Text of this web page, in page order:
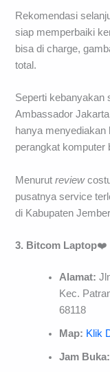
Rekomendasi
siap memperbaiki
bisa di charge,
total.
Seperti kebanyakan
Ambassador
hanya menyediakan
perangkat komputer
Menurutreview
pusatnya service
di Kabupaten
3. Bitcom Laptop❤️
Alamat:
Kec.
68118
Map: Klik
Jam Buka: